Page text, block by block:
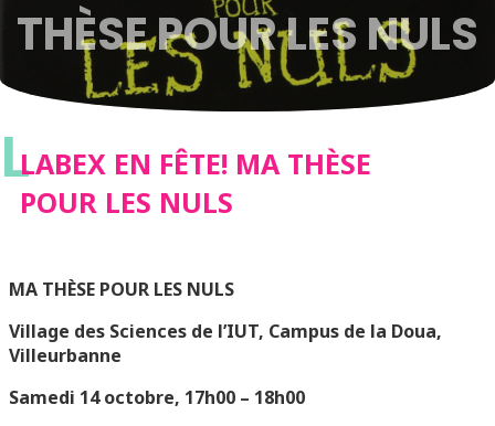
THÈSE POUR LES NULS
LLABEX EN FÊTE! MA THÈSE
POUR LES NULS
MA THÈSE POUR LES NULS
Village des Sciences de l’IUT, Campus de la Doua,
Villeurbanne
Samedi 14 octobre, 17h00 – 18h00